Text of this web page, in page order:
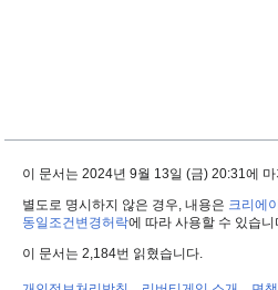
이 문서는 2024년 9월 13일 (금) 20:31에
별도로 명시하지 않은 경우, 내용은 크리에
동일조건변경허락에 따라 사용할 수 있습니
이 문서는 2,184번 읽혔습니다.